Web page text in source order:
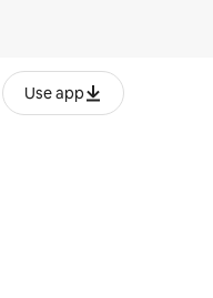
Use app